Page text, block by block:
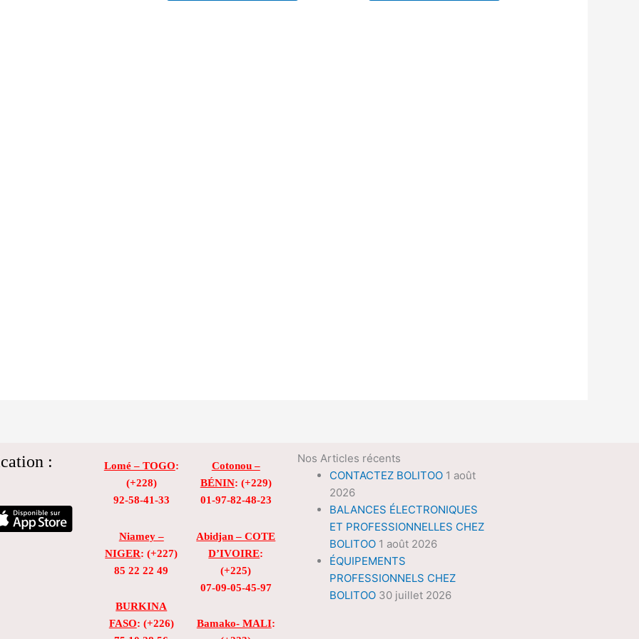
: Lomé – TOGO:
(+228)
92-58-41-33
Niamey –
NIGER: (+227)
85 22 22 49
BURKINA
FASO: (+226)
Cotonou –
BÉNIN: (+229)
01-97-82-48-23
Abidjan – COTE
D’IVOIRE:
(+225)
07-09-05-45-97
Bamako- MALI:
Nos Articles récents
CONTACTEZ BOLITOO 1 août
2026
BALANCES ÉLECTRONIQUES
ET PROFESSIONNELLES CHEZ
BOLITOO 1 août 2026
ÉQUIPEMENTS
PROFESSIONNELS CHEZ
BOLITOO 30 juillet 2026